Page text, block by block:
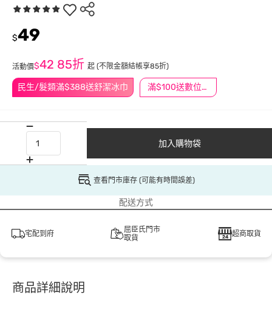
民生/髮類滿$388送舒潔冰巾 滿$100送數位印花
$49
活動價$42 85折 起 (不限金額結帳享85折)
加入購物袋
查看門市庫存 (可能有時間誤差)
配送方式
宅配到府
屈臣氏門市
取貨
超商取貨
商品詳細說明